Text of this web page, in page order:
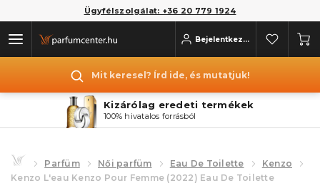
Ügyfélszolgálat: +36 20 779 1924
Bejelentkezés
Mit keresel? Írd ide, és mutatjuk!
Kizárólag eredeti termékek
100% hivatalos forrásból
Parfüm Női parfüm Eau De Toilette
Kenzo
Kenzo L'eau Kenzo Pour Femme (2022) Eau De Toilette